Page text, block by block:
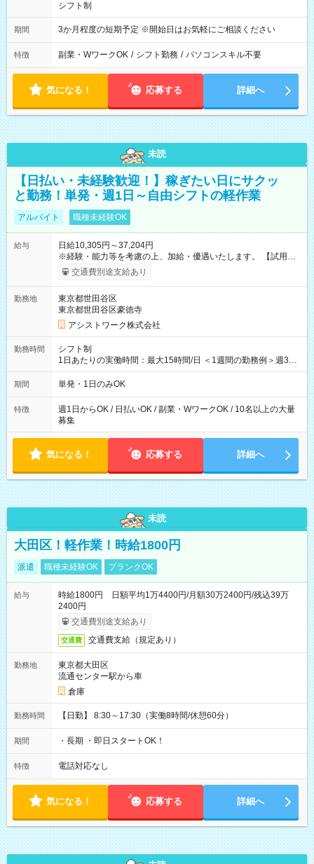
シフト制
期間 3か月程度の短期予定 ※開始日はお気軽にご相談ください
特徴 副業・WワークOK / シフト勤務 / パソコンスキル不要
気になる！ 応募する 詳細へ
未読
【日払い・未経験歓迎！】稼ぎたい日にサクッ
と勤務！単発・週1日～自由シフトの軽作業
アルバイト 職種未経験OK
給与
日給10,305円～37,204円
※経験・能力等を考慮の上、加給・優遇いたします。 【試用期
間】試用期間なし
交通費別途支給あり
勤務地
東京都世田谷区
東京都世田谷区豪徳寺
アシストワーク株式会社
勤務時間
シフト制
1日あたりの実働時間：最大15時間/日 ＜1週間の勤務例＞週3回
勤務 勤務：月・水・金 休み：火・木・土・日 好きな時にお仕事
可能です！ ※1日あたりの最大実働時間は日勤、夜勤共に勤務し
期間 単発・1日のみOK
特徴
週1日からOK / 日払いOK / 副業・WワークOK / 10名以上の大量
募集
気になる！ 応募する 詳細へ
未読
大田区！軽作業！時給1800円
派遣 職種未経験OK ブランクOK
給与
時給1800円 日額平均1万4400円/月額30万2400円/残込39万
2400円
交通費別途支給あり
交通費 交通費支給（規定あり）
勤務地
東京都大田区
流通センター駅から車
倉庫
勤務時間 【日勤】 8:30～17:30（実働8時間/休憩60分）
期間 ・長期 ・即日スタートOK！
特徴 電話対応なし
気になる！ 応募する 詳細へ